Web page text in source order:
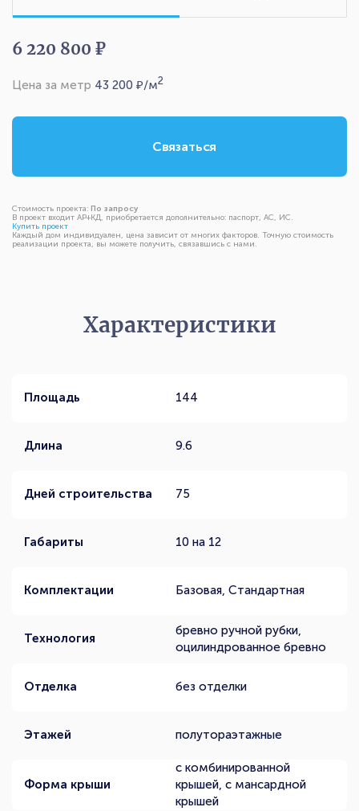
6 220 800 ₽
Цена за метр 43 200 ₽/м2
Связаться
Стоимость проекта: По запросу
В проект входит АР+КД, приобретается дополнительно: паспорт, АС, ИС.
Купить проект
Каждый дом индивидуален, цена зависит от многих факторов. Точную стоимость
реализации проекта, вы можете получить, связавшись с нами.
Характеристики
Площадь 144
Длина 9.6
Дней строительства 75
Габариты 10 на 12
Комплектации Базовая, Стандартная
Технология
бревно ручной рубки,
оцилиндрованное бревно
Отделка без отделки
Этажей полутораэтажные
Форма крыши
с комбинированной
крышей, с мансардной
крышей